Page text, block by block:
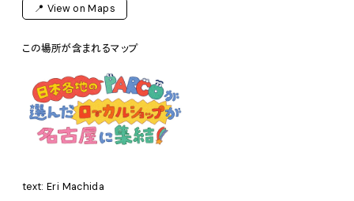
📍 View on Maps
この場所が含まれるマップ
text: Eri Machida